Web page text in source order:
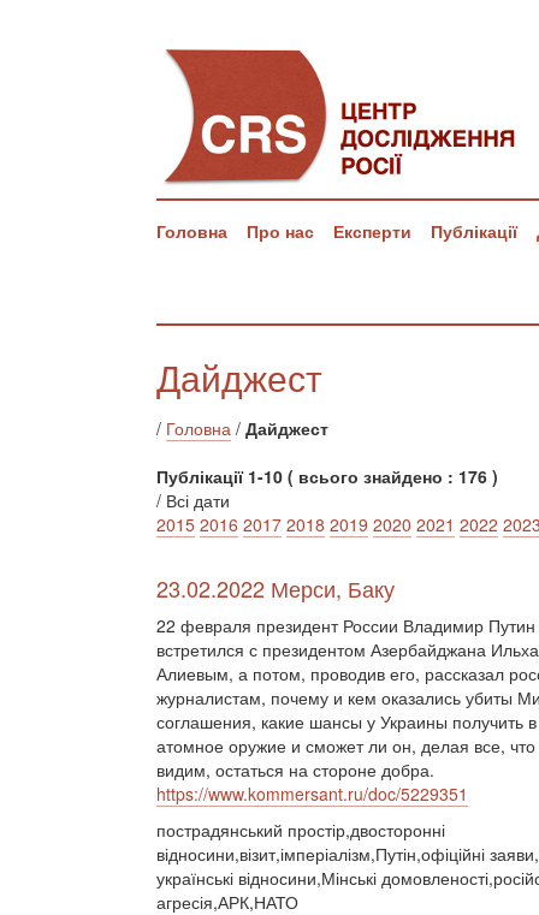
Головна Про нас Експерти Публікації
Дайджест
/ Головна / Дайджест
Публікації 1-10 ( всього знайдено : 176 )
/ Всі дати
2015 2016 2017 2018 2019 2020 2021 2022
23.02.2022 Мерси, Баку
22 февраля президент России Владимир
встретился с президентом Азербайджана
Алиевым, а потом, проводив его, рассказал
журналистам, почему и кем оказались убиты
соглашения, какие шансы у Украины получить в
атомное оружие и сможет ли он, делая все,
видим, остаться на стороне добра.
https://www.kommersant.ru/doc/5229351
пострадянський простір,двосторонні
відносини,візит,імперіалізм,Путін,офіційні
українські відносини,Мінські
агресія,АРК,НАТО